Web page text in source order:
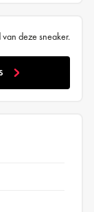
deze sneaker.